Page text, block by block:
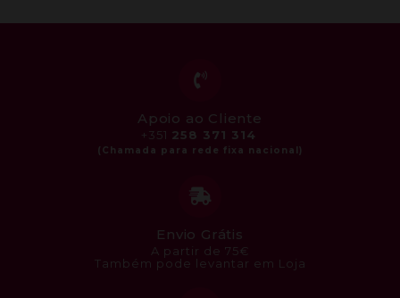
Apoio ao Cliente
+351 258 371 314
Envio Grátis
A partir de 75€
Também pode levantar em Loja